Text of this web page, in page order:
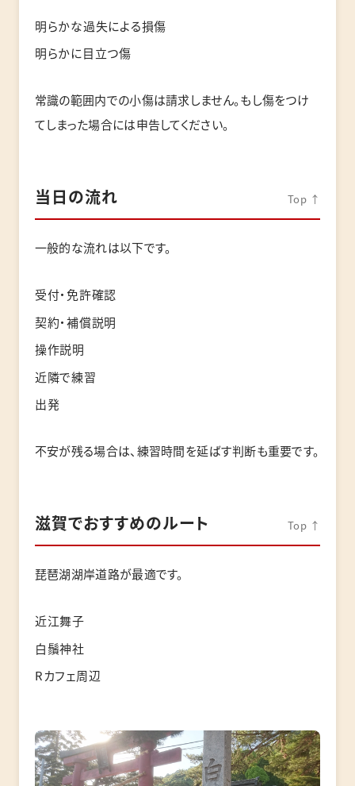
明らかな過失による損傷
明らかに目立つ傷
常識の範囲内での小傷は請求しません。もし傷をつけ
てしまった場合には申告してください。
当日の流れ Top ↑
一般的な流れは以下です。
受付・免許確認
契約・補償説明
操作説明
近隣で練習
出発
不安が残る場合は、練習時間を延ばす判断も重要です。
滋賀でおすすめのルート Top ↑
琵琶湖湖岸道路が最適です。
近江舞子
白鬚神社
Rカフェ周辺